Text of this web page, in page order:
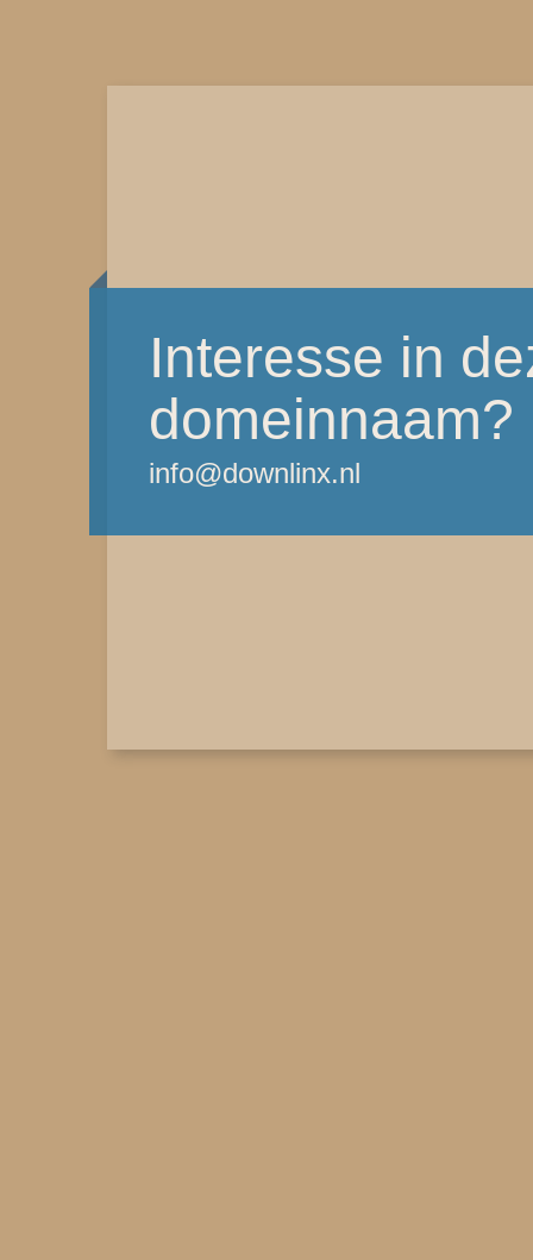
Interesse in
domeinnaam?
info@downlinx.nl